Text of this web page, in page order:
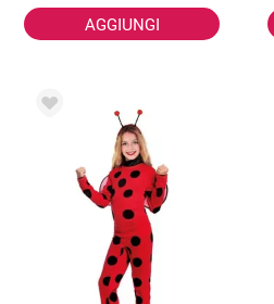
AGGIUNGI